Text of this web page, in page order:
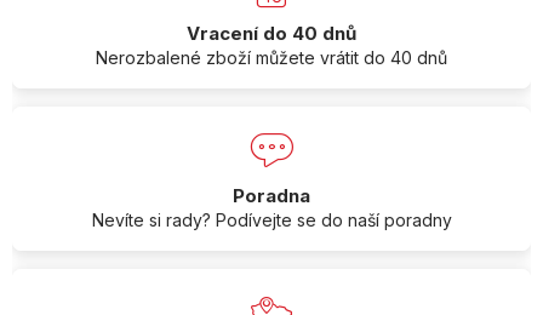
Vracení do 40 dnů
Nerozbalené zboží můžete vrátit do 40 dnů
Poradna
Nevíte si rady? Podívejte se do naší poradny